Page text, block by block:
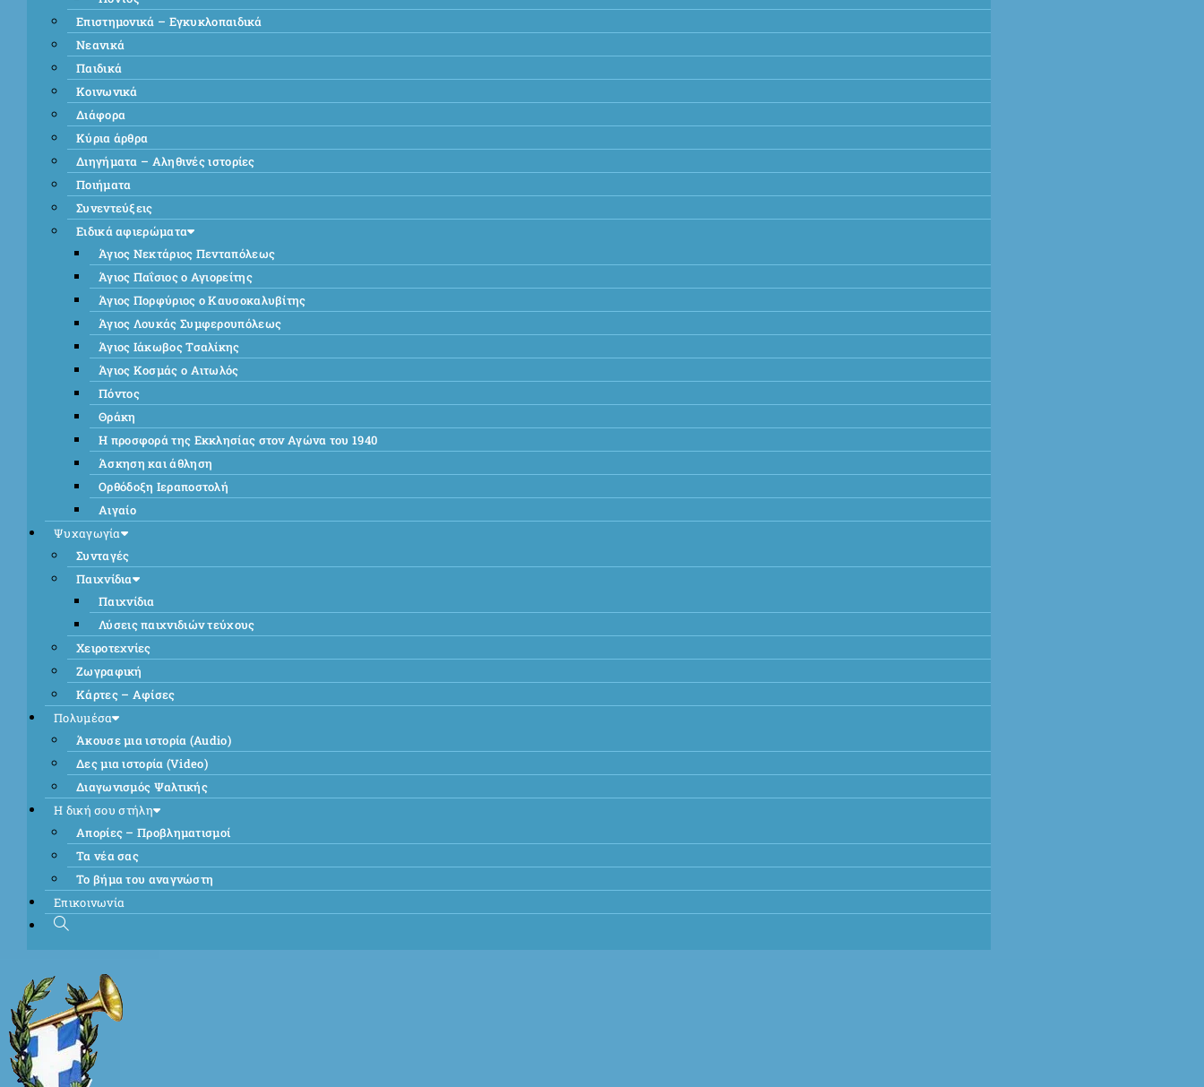
Επιστημονικά – Εγκυκλοπαιδικά
Νεανικά
Παιδικά
Κοινωνικά
Διάφορα
Κύρια άρθρα
Διηγήματα – Αληθινές ιστορίες
Ποιήματα
Συνεντεύξεις
Ειδικά αφιερώματα
Άγιος Νεκτάριος Πενταπόλεως
Άγιος Παΐσιος ο Αγιορείτης
Άγιος Πορφύριος ο Καυσοκαλυβίτης
Άγιος Λουκάς Συμφερουπόλεως
Άγιος Ιάκωβος Τσαλίκης
Άγιος Κοσμάς ο Αιτωλός
Πόντος
Θράκη
Η προσφορά της Εκκλησίας στον Αγώνα του 1940
Άσκηση και άθληση
Ορθόδοξη Ιεραποστολή
Αιγαίο
Ψυχαγωγία
Συνταγές
Παιχνίδια
Παιχνίδια
Λύσεις παιχνιδιών τεύχους
Χειροτεχνίες
Ζωγραφική
Κάρτες – Αφίσες
Πολυμέσα
Άκουσε μια ιστορία (Audio)
Δες μια ιστορία (Video)
Διαγωνισμός Ψαλτικής
Η δική σου στήλη
Απορίες – Προβληματισμοί
Τα νέα σας
Το βήμα του αναγνώστη
Επικοινωνία